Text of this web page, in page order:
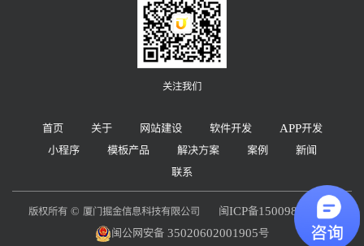
关注我们
首页 关于 网站建设 软件开发
APP开发
小程序
模板产品 解决方案 案例
新闻
联系
版权所有 © 厦门掘金信息科技有限公司
闽ICP备15009892号
闽公网安备 35020602001905号